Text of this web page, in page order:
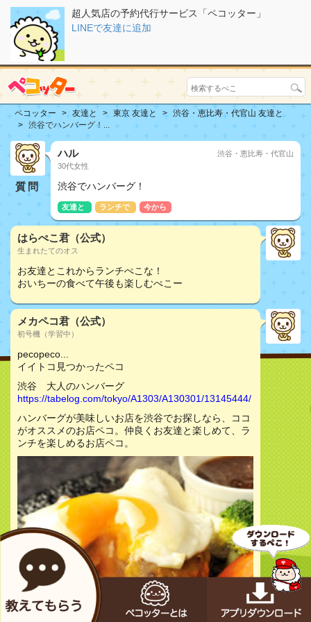
超人気店の予約代行サービス「ペコッター」
LINEで友達に追加
ペコッター 友達と 東京 友達と
渋谷・恵比寿・代官山 友達と
渋谷でハンバーグ！...
質問
ハル
30代女性
渋谷・恵比寿・代官山
渋谷でハンバーグ！
友達と ランチで 今から
はらぺこ君（公式）
生まれたてのオス
お友達とこれからランチぺこな！
おいちーの食べて午後も楽しむぺこー
メカペコ君（公式）
初号機（学習中）
pecopeco...
イイトコ見つかったペコ
渋谷 大人のハンバーグ
https://tabelog.com/tokyo/A1303/A130301/13145444/
ハンバーグが美味しいお店を渋谷でお探しなら、ココ
がオススメのお店ペコ。仲良くお友達と楽しめて、ラ
ンチを楽しめるお店ペコ。
お店をチェック